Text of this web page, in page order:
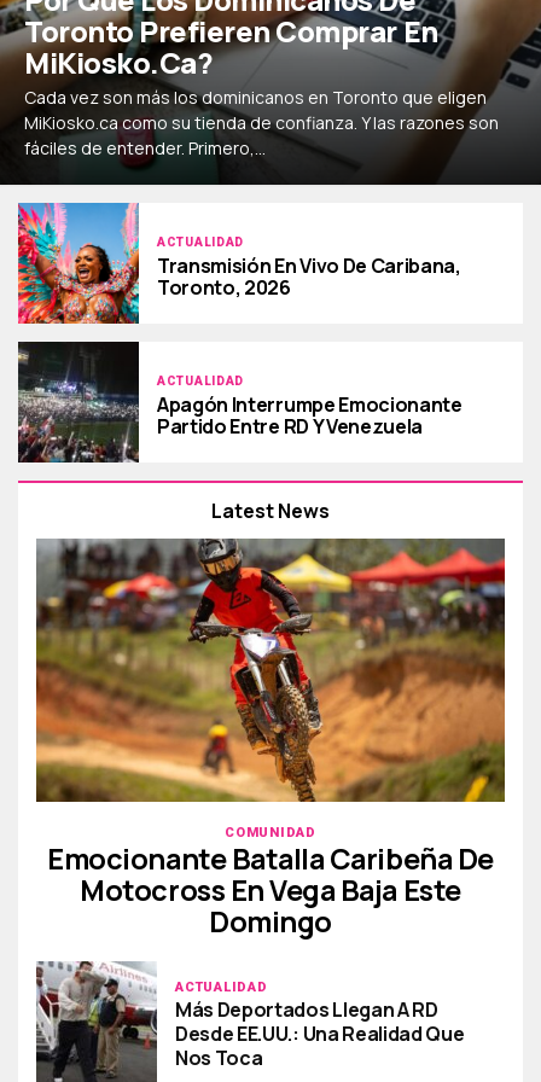
Toronto Prefieren Comprar En
MiKiosko.ca?
Cada vez son más los dominicanos en Toronto que eligen
MiKiosko.ca como su tienda de confianza. Y las razones son
fáciles de entender. Primero,...
ACTUALIDAD
Transmisión En Vivo De Caribana,
Toronto, 2026
ACTUALIDAD
Apagón Interrumpe Emocionante
Partido Entre RD Y Venezuela
Latest News
COMUNIDAD
Emocionante Batalla Caribeña De
Motocross En Vega Baja Este
Domingo
ACTUALIDAD
Más Deportados Llegan A RD
Desde EE.UU.: Una Realidad Que
Nos Toca